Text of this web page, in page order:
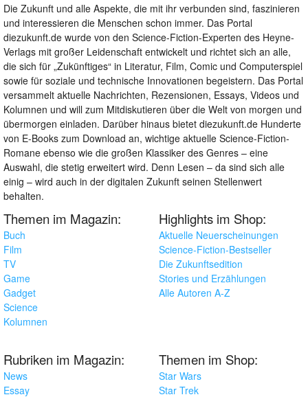
Die Zukunft und alle Aspekte, die mit ihr verbunden sind, faszinieren
und interessieren die Menschen schon immer. Das Portal
diezukunft.de wurde von den Science-Fiction-Experten des Heyne-
Verlags mit großer Leidenschaft entwickelt und richtet sich an alle,
die sich für „Zukünftiges“ in Literatur, Film, Comic und Computerspiel
sowie für soziale und technische Innovationen begeistern. Das Portal
versammelt aktuelle Nachrichten, Rezensionen, Essays, Videos und
Kolumnen und will zum Mitdiskutieren über die Welt von morgen und
übermorgen einladen. Darüber hinaus bietet diezukunft.de Hunderte
von E-Books zum Download an, wichtige aktuelle Science-Fiction-
Romane ebenso wie die großen Klassiker des Genres – eine
Auswahl, die stetig erweitert wird. Denn Lesen – da sind sich alle
einig – wird auch in der digitalen Zukunft seinen Stellenwert
behalten.
Themen im Magazin:
Buch
Film
TV
Game
Gadget
Science
Kolumnen
Highlights im Shop:
Aktuelle Neuerscheinungen
Science-Fiction-Bestseller
Die Zukunftsedition
Stories und Erzählungen
Alle Autoren A-Z
Rubriken im Magazin:
News
Essay
Themen im Shop:
Star Wars
Star Trek